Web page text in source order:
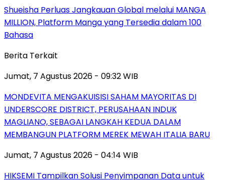
Shueisha Perluas Jangkauan Global melalui MANGA
MILLION, Platform Manga yang Tersedia dalam 100
Bahasa
Berita Terkait
Jumat, 7 Agustus 2026 - 09:32 WIB
MONDEVITA MENGAKUISISI SAHAM MAYORITAS DI
UNDERSCORE DISTRICT, PERUSAHAAN INDUK
MAGLIANO, SEBAGAI LANGKAH KEDUA DALAM
MEMBANGUN PLATFORM MEREK MEWAH ITALIA BARU
Jumat, 7 Agustus 2026 - 04:14 WIB
HIKSEMI Tampilkan Solusi Penyimpanan Data untuk